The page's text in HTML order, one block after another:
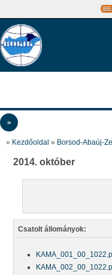
>
» Kezdőoldal » Borsod-Abaúj-
2014. október
Csatolt állományok: